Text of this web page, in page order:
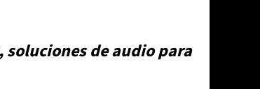
soluciones de audio para